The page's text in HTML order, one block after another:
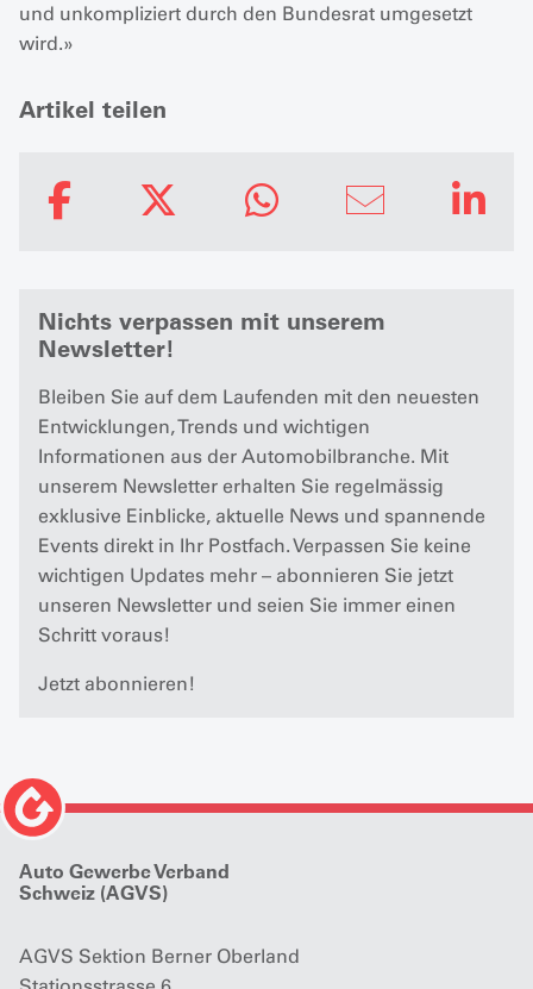
und unkompliziert durch den Bundesrat umgesetzt
wird.»
Artikel teilen
Nichts verpassen mit unserem
Newsletter!
Bleiben Sie auf dem Laufenden mit den neuesten
Entwicklungen, Trends und wichtigen
Informationen aus der Automobilbranche. Mit
unserem Newsletter erhalten Sie regelmässig
exklusive Einblicke, aktuelle News und spannende
Events direkt in Ihr Postfach. Verpassen Sie keine
wichtigen Updates mehr – abonnieren Sie jetzt
unseren Newsletter und seien Sie immer einen
Schritt voraus!
Jetzt abonnieren!
Auto Gewerbe Verband
Schweiz (AGVS)
AGVS Sektion Berner Oberland